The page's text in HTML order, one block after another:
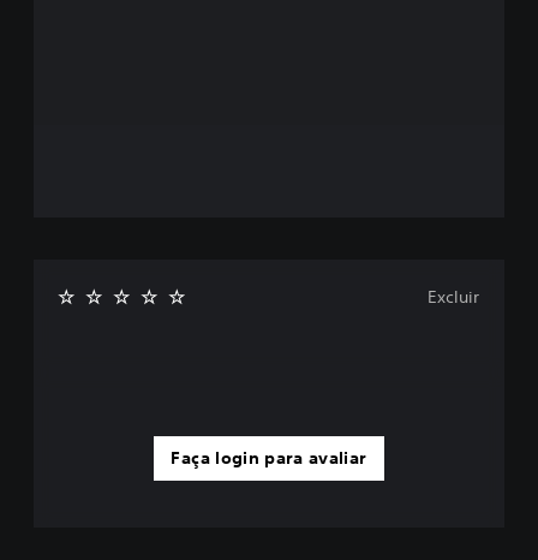
Faça login para avaliar
Excluir